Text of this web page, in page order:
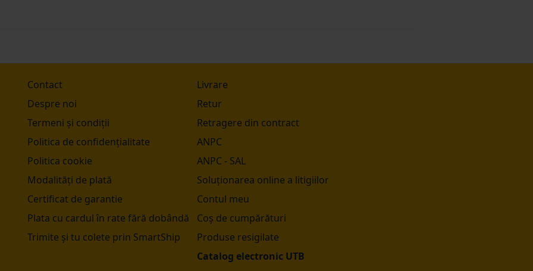
Contact
Despre noi
Termeni și condiții
Politica de confidențialitate
Politica cookie
Modalități de plată
Certificat de garantie
Plata cu cardul în rate fără dobândă
Trimite și tu colete prin SmartShip
Livrare
Retur
Retragere din contract
ANPC
ANPC - SAL
Soluționarea online a litigiilor
Contul meu
Coș de cumpărături
Produse resigilate
Catalog electronic UTB